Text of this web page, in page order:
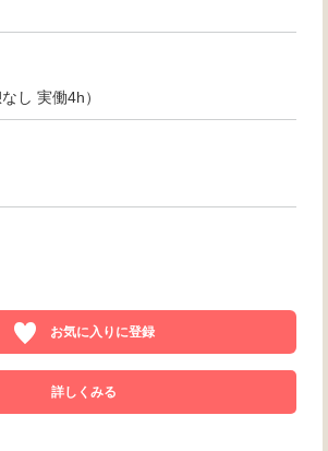
し 実働4h）
お気に入りに登録
詳しくみる